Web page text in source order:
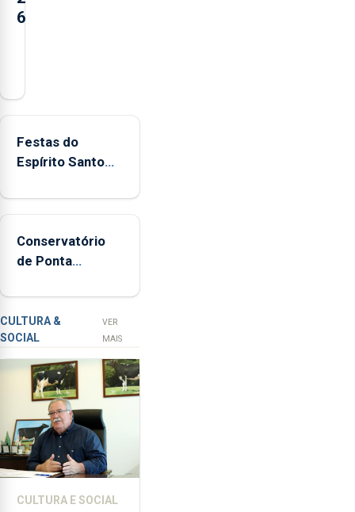
6
mais
ocorrências
e
inspeções
relacionadas
a
apanha
ilegal
de
lapas
entre
2022
e
2026.
A
Festas do
Espírito Santo
Conservatório
de Ponta
contar com
novos
instrumentos
CULTURA &
SOCIAL
VER
MAIS
CULTURA E SOCIAL